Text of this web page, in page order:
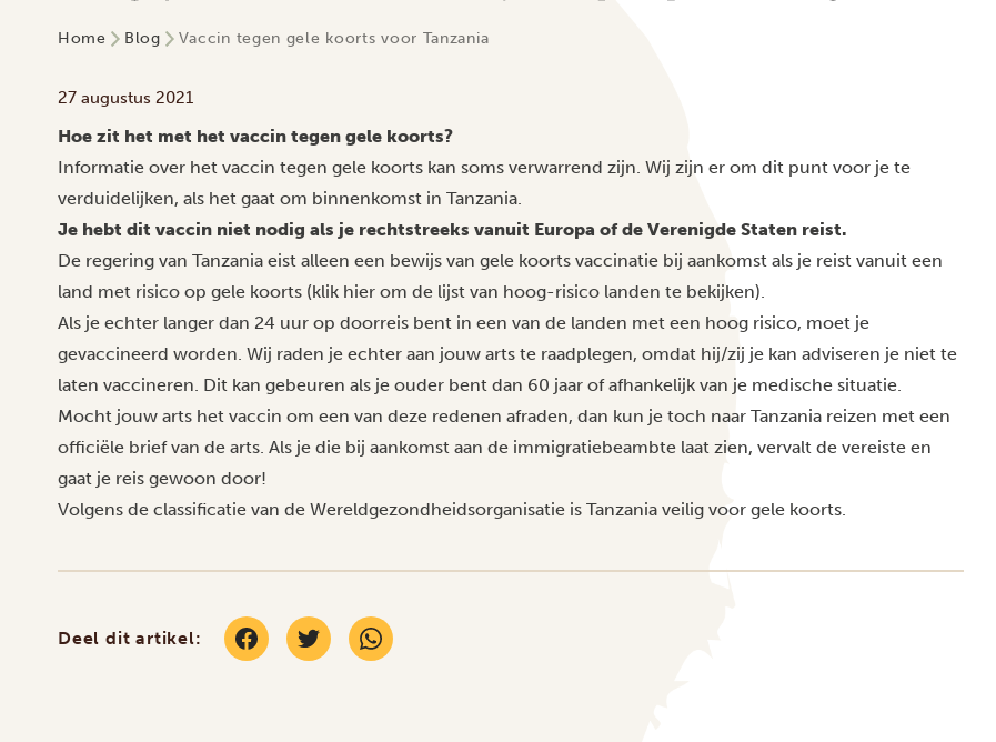
Home Blog Vaccin tegen gele koorts voor Tanzania
27 augustus 2021
Hoe zit het met het vaccin tegen gele koorts?
Informatie over het vaccin tegen gele koorts kan soms verwarrend zijn. Wij zijn er om dit punt voor je te
verduidelijken, als het gaat om binnenkomst in Tanzania.
Je hebt dit vaccin niet nodig als je rechtstreeks vanuit Europa of de Verenigde Staten reist.
De regering van Tanzania eist alleen een bewijs van gele koorts vaccinatie bij aankomst als je reist vanuit een
land met risico op gele koorts (klik hier om de lijst van hoog-risico landen te bekijken).
Als je echter langer dan 24 uur op doorreis bent in een van de landen met een hoog risico, moet je
gevaccineerd worden. Wij raden je echter aan jouw arts te raadplegen, omdat hij/zij je kan adviseren je niet te
laten vaccineren. Dit kan gebeuren als je ouder bent dan 60 jaar of afhankelijk van je medische situatie.
Mocht jouw arts het vaccin om een van deze redenen afraden, dan kun je toch naar Tanzania reizen met een
officiële brief van de arts. Als je die bij aankomst aan de immigratiebeambte laat zien, vervalt de vereiste en
gaat je reis gewoon door!
Volgens de classificatie van de Wereldgezondheidsorganisatie is Tanzania veilig voor gele koorts.
Deel dit artikel: